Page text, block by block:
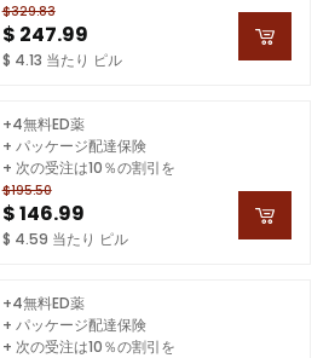
$329.83
$ 247.99
$ 4.13 当たり ピル
$195.50
$ 146.99
$ 4.59 当たり ピル
+4無料ED薬
+ パッケージ配達保険
+ 次の受注は10％の割引を
+4無料ED薬
+ パッケージ配達保険
+ 次の受注は10％の割引を